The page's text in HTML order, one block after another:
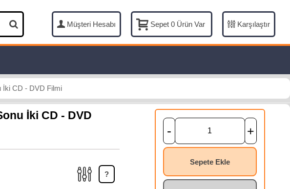
Müşteri Hesabı Sepet 0 Ürün Var Karşılaştır
İki CD - DVD Filmi
İki CD - DVD
?
- +
Sepete Ekle